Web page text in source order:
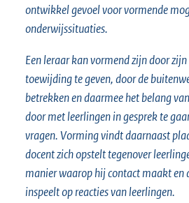
ontwikkel gevoel voor vormende
onderwijssituaties.
Een leraar kan vormend zijn door
toewijding te geven, door de
betrekken en daarmee het belang
door met leerlingen in gesprek te
vragen. Vorming vindt daarnaast
docent zich opstelt tegenover
manier waarop hij contact maakt en
inspeelt op reacties van leerlingen.